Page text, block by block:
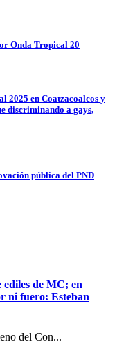
Onda Tropical 20
2025 en Coatzacoalcos y
discriminando a gays,
pública del PND
ediles de MC; en
ni fuero: Esteban
del Con...